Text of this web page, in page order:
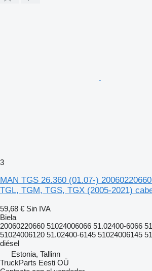
3
MAN TGS 26.360 (01.07-)
TGL, TGM, TGS, TGX (2005-2021)
59,68 € Sin IVA
Biela
20060220660 51024006066 51.02400-6066
51024006120 51.02400-6145 51024006145
diésel
Estonia, Tallinn
TruckParts Eesti OÜ